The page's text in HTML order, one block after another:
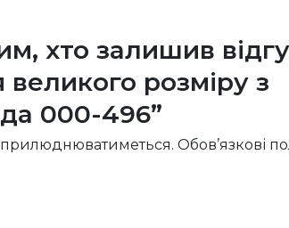
хто залишив
великого розміру з
000-496”
Обов’язкові